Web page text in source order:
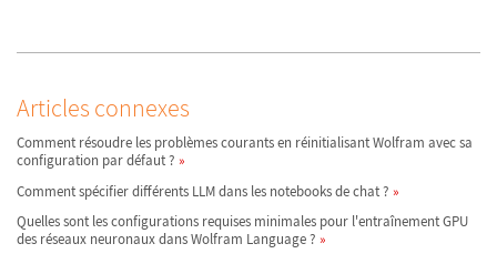
Articles connexes
Comment résoudre les problèmes courants en réinitialisant Wolfram avec sa
configuration par défaut ?
Comment spécifier différents LLM dans les notebooks de chat ?
Quelles sont les configurations requises minimales pour l'entraînement GPU
des réseaux neuronaux dans Wolfram Language ?